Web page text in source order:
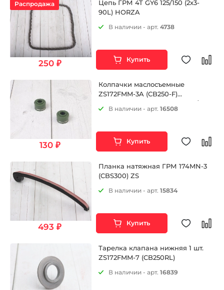
Распродажа
250 ₽
Цепь ГРМ 4T GY6 125/150 (2x3-
90L) HORZA
В наличии - арт.4738
Купить
130 ₽
Колпачки маслосъемные
ZS172FMM-3A (CB250-F)
ZS172FMM-5 (PR250) и др. CB/CG
125-250 2V
В наличии - арт.16508
Купить
493 ₽
Планка натяжная ГРМ 174MN-3
(CBS300) ZS
В наличии - арт.15834
Купить
Тарелка клапана нижняя 1 шт.
ZS172FMM-7 (CB250RL)
В наличии - арт.16839